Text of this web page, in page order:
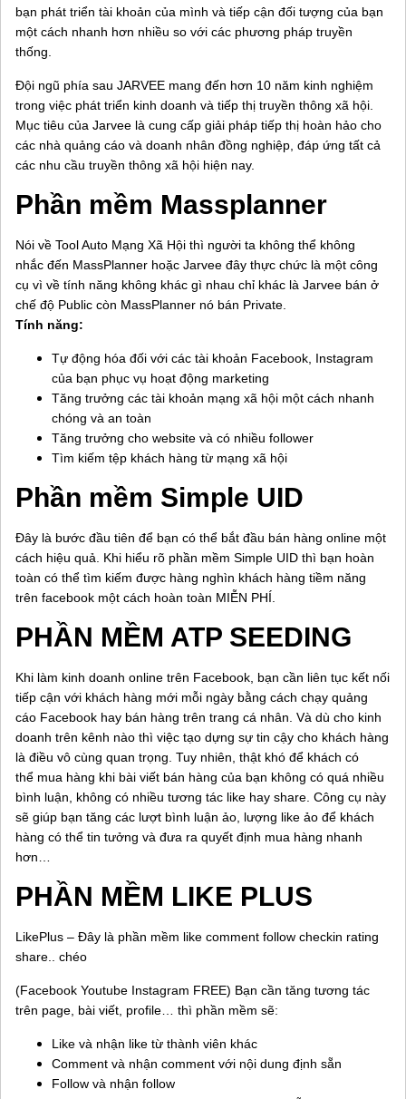
bạn phát triển tài khoản của mình và tiếp cận đối tượng của bạn
một cách nhanh hơn nhiều so với các phương pháp truyền
thống.
Đội ngũ phía sau JARVEE mang đến hơn 10 năm kinh nghiệm
trong việc phát triển kinh doanh và tiếp thị truyền thông xã hội.
Mục tiêu của Jarvee là cung cấp giải pháp tiếp thị hoàn hảo cho
các nhà quảng cáo và doanh nhân đồng nghiệp, đáp ứng tất cả
các nhu cầu truyền thông xã hội hiện nay.
Phần mềm Massplanner
Nói về Tool Auto Mạng Xã Hội thì người ta không thể không
nhắc đến MassPlanner hoặc Jarvee đây thực chức là một công
cụ vì về tính năng không khác gì nhau chỉ khác là Jarvee bán ở
chế độ Public còn MassPlanner nó bán Private.
Tính năng:
Tự động hóa đối với các tài khoản Facebook, Instagram
của bạn phục vụ hoạt động marketing
Tăng trưởng các tài khoản mạng xã hội một cách nhanh
chóng và an toàn
Tăng trưởng cho website và có nhiều follower
Tìm kiếm tệp khách hàng từ mạng xã hội
Phần mềm Simple UID
Đây là bước đầu tiên để bạn có thể bắt đầu bán hàng online một
cách hiệu quả. Khi hiểu rõ phần mềm Simple UID thì bạn hoàn
toàn có thể tìm kiếm được hàng nghìn khách hàng tiềm năng
trên facebook một cách hoàn toàn MIỄN PHÍ.
PHẦN MỀM ATP SEEDING
Khi làm kinh doanh online trên Facebook, bạn cần liên tục kết nối
tiếp cận với khách hàng mới mỗi ngày bằng cách chạy quảng
cáo Facebook hay bán hàng trên trang cá nhân. Và dù cho kinh
doanh trên kênh nào thì việc tạo dựng sự tin cậy cho khách hàng
là điều vô cùng quan trọng. Tuy nhiên, thật khó để khách có
thể mua hàng khi bài viết bán hàng của bạn không có quá nhiều
bình luận, không có nhiều tương tác like hay share. Công cụ này
sẽ giúp bạn tăng các lượt bình luận ảo, lượng like ảo để khách
hàng có thể tin tưởng và đưa ra quyết định mua hàng nhanh
hơn…
PHẦN MỀM LIKE PLUS
LikePlus – Đây là phần mềm like comment follow checkin rating
share.. chéo
(Facebook Youtube Instagram FREE) Bạn cần tăng tương tác
trên page, bài viết, profile… thì phần mềm sẽ:
Like và nhận like từ thành viên khác
Comment và nhận comment với nội dung định sẵn
Follow và nhận follow